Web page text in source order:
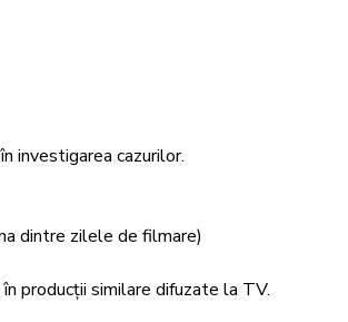
investigarea cazurilor.
dintre zilele de filmare)
producții similare difuzate la TV.